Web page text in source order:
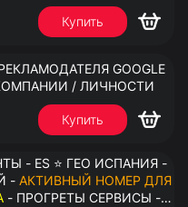
Купить
GOOGLE
/ ЛИЧНОСТИ
Купить
ИСПАНИЯ -
- АКТИВНЫЙ НОМЕР ДЛЯ
- ПРОГРЕТЫ СЕРВИСЫ -